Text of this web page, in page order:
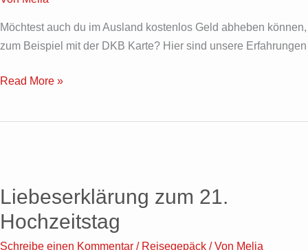
Möchtest auch du im Ausland kostenlos Geld abheben können,
zum Beispiel mit der DKB Karte? Hier sind unsere Erfahrungen
kostenlos
Geld
abheben
Read More »
Liebeserklärung zum 21.
Hochzeitstag
Schreibe einen Kommentar / Reisegepäck / Von Melia
21.
Hochzeitstag